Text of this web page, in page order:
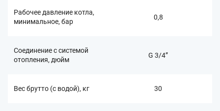
Рабочее давление котла,
минимальное, бар
0,8
Соединение с системой
отопления, дюйм
G 3/4”
Вес брутто (с водой), кг 30